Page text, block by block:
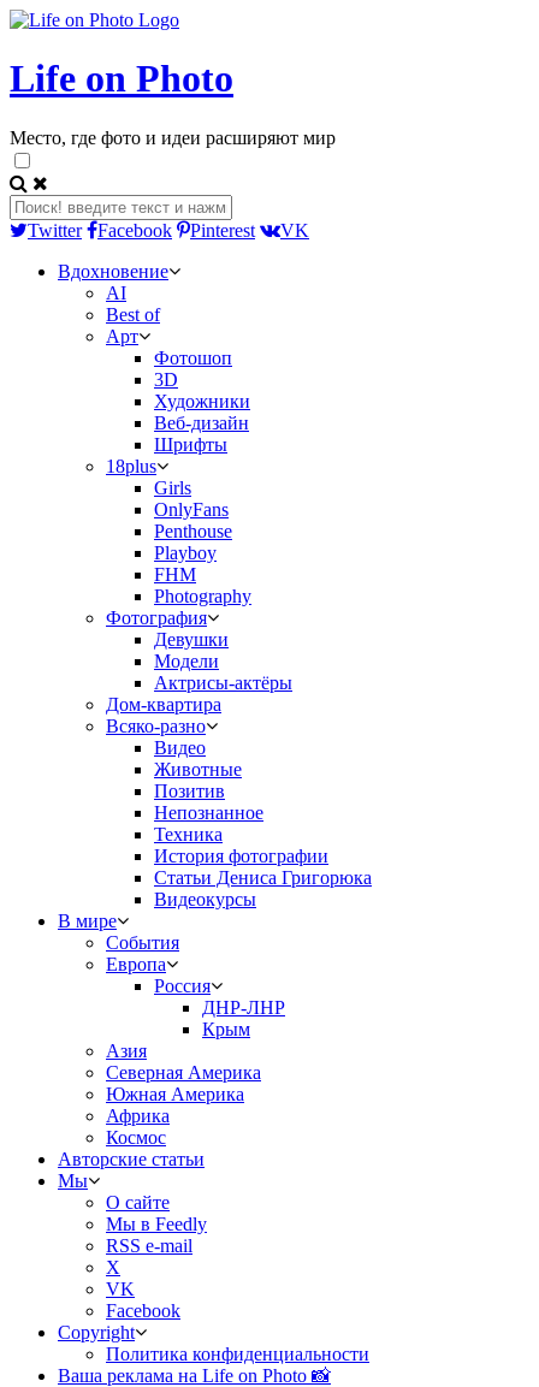
Life on Photo
Место, где фото и идеи расширяют мир
Twitter Facebook Pinterest
VK
Вдохновение
AI
Best of
Арт
Фотошоп
3D
Художники
Веб-дизайн
Шрифты
18plus
Girls
OnlyFans
Penthouse
Playboy
FHM
Photography
Фотография
Девушки
Модели
Актрисы-актёры
Дом-квартира
Всяко-разно
Видео
Животные
Позитив
Непознанное
Техника
История фотографии
Статьи Дениса Григорюка
Видеокурсы
В мире
События
Европа
Россия
ДНР-ЛНР
Крым
Азия
Северная Америка
Южная Америка
Африка
Космос
Авторские статьи
Мы
О сайте
Мы в Feedly
RSS e-mail
X
VK
Facebook
Copyright
Политика конфиденциальности
Ваша реклама на Life on Photo 📸